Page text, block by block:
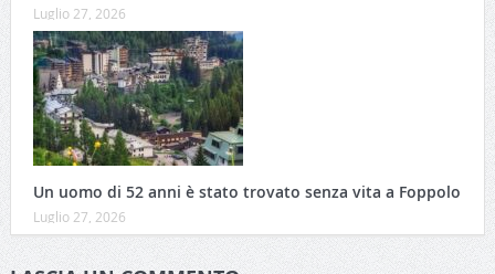
Luglio 27, 2026
Un uomo di 52 anni è stato trovato senza vita a Foppolo
Luglio 27, 2026